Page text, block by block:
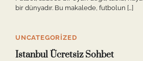
bir dünyadır. Bu makalede, futbolun […]
UNCATEGORIZED
Istanbul Ücretsiz Sohbet